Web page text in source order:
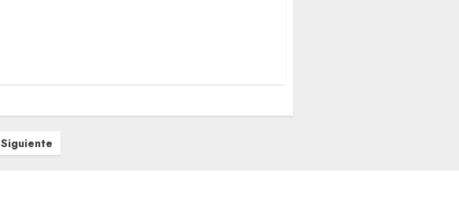
Siguiente